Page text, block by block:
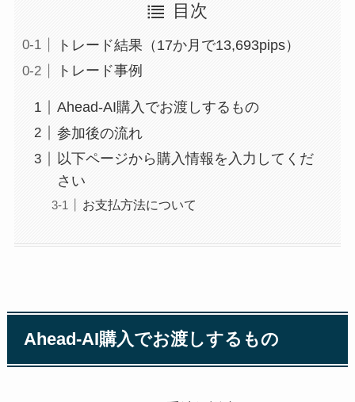
目次
トレード結果（17か月で13,693pips）
トレード事例
Ahead-AI購入でお渡しするもの
参加後の流れ
以下ページから購入情報を入力してくだ
さい
お支払方法について
Ahead-AI購入でお渡しするもの